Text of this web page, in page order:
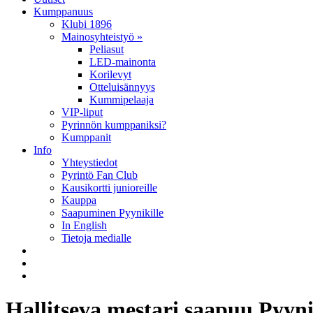
Kumppanuus
Klubi 1896
Mainosyhteistyö »
Peliasut
LED-mainonta
Korilevyt
Otteluisännyys
Kummipelaaja
VIP-liput
Pyrinnön kumppaniksi?
Kumppanit
Info
Yhteystiedot
Pyrintö Fan Club
Kausikortti junioreille
Kauppa
Saapuminen Pyynikille
In English
Tietoja medialle